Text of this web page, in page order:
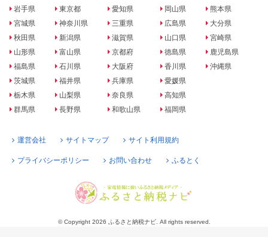
岩手県
宮城県
秋田県
山形県
福島県
茨城県
栃木県
群馬県
東京都
神奈川県
新潟県
富山県
石川県
福井県
山梨県
長野県
愛知県
三重県
滋賀県
京都府
大阪府
兵庫県
奈良県
和歌山県
岡山県
広島県
山口県
徳島県
香川県
愛媛県
高知県
福岡県
熊本県
大分県
宮崎県
鹿児島県
沖縄県
運営会社 サイトマップ サイト利用規約
プライバシーポリシー お問い合わせ ふるとく
© Copyright 2026 ふるさと納税ナビ. All rights reserved.